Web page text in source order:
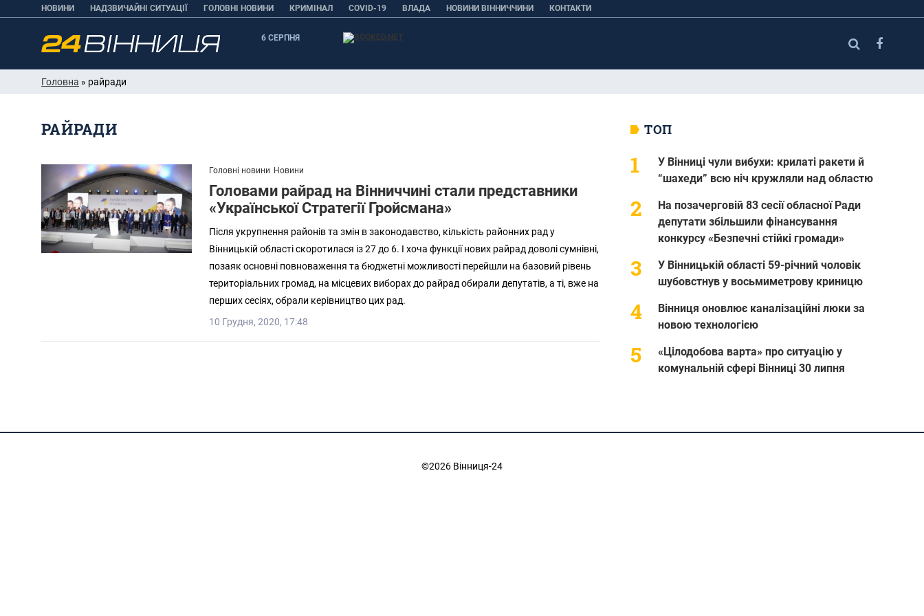
НОВИНИ НАДЗВИЧАЙНІ СИТУАЦІЇ ГОЛОВНІ НОВИНИ КРИМІНАЛ COVID-19 ВЛАДА НОВИНИ ВІННИЧЧИНИ КОНТАКТИ
6 СЕРПНЯ
Головна » райради
РАЙРАДИ
Головні новини Новини
Головами райрад на Вінниччині стали представники
«Української Стратегії Гройсмана»
Після укрупнення районів та змін в законодавство, кількість районних рад у
Вінницькій області скоротилася із 27 до 6. І хоча функції нових райрад доволі сумнівні,
позаяк основні повноваження та бюджетні можливості перейшли на базовий рівень
територіальних громад, на місцевих виборах до райрад обирали депутатів, а ті, вже на
перших сесіях, обрали керівництво цих рад.
10 Грудня, 2020, 17:48
ТОП
У Вінниці чули вибухи: крилаті ракети й
“шахеди” всю ніч кружляли над областю
На позачерговій 83 сесії обласної Ради
депутати збільшили фінансування
конкурсу «Безпечні стійкі громади»
У Вінницькій області 59-річний чоловік
шубовстнув у восьмиметрову криницю
Вінниця оновлює каналізаційні люки за
новою технологією
«Цілодобова варта» про ситуацію у
комунальній сфері Вінниці 30 липня
©2026 Вінниця-24